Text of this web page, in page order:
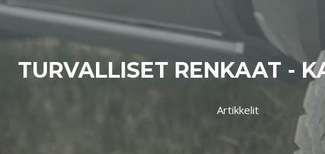
TURVALLISET RENKAAT -
Artikkelit